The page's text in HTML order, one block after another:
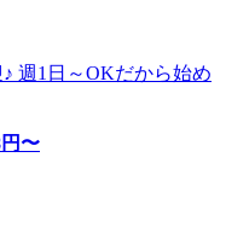
週1日～OKだから始め
円〜